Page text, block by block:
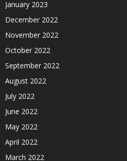
January 2023
December 2022
November 2022
October 2022
September 2022
August 2022
July 2022
June 2022
May 2022
April 2022
March 2022